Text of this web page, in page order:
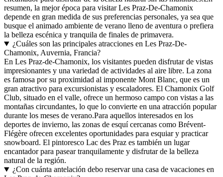
resumen, la mejor época para visitar Les Praz-De-Chamonix
depende en gran medida de sus preferencias personales, ya sea que
busque el animado ambiente de verano lleno de aventura o prefiera
la belleza escénica y tranquila de finales de primavera.
¿Cuáles son las principales atracciones en Les Praz-De-
Chamonix, Auvernia, Francia?
En Les Praz-de-Chamonix, los visitantes pueden disfrutar de vistas
impresionantes y una variedad de actividades al aire libre. La zona
es famosa por su proximidad al imponente Mont Blanc, que es un
gran atractivo para excursionistas y escaladores. El Chamonix Golf
Club, situado en el valle, ofrece un hermoso campo con vistas a las
montañas circundantes, lo que lo convierte en una atracción popular
durante los meses de verano.Para aquellos interesados en los
deportes de invierno, las zonas de esquí cercanas como Brévent-
Flégère ofrecen excelentes oportunidades para esquiar y practicar
snowboard. El pintoresco Lac des Praz es también un lugar
encantador para pasear tranquilamente y disfrutar de la belleza
natural de la región.
¿Con cuánta antelación debo reservar una casa de vacaciones en